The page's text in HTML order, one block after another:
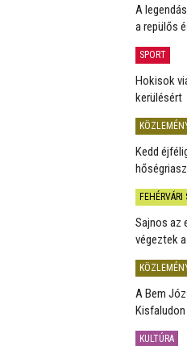
A
a repülős
SPORT
Hokisok
kerülésért
Kedd
FEHÉRVÁRI
Sajnos az
végeztek
A Bem
KULTÚRA